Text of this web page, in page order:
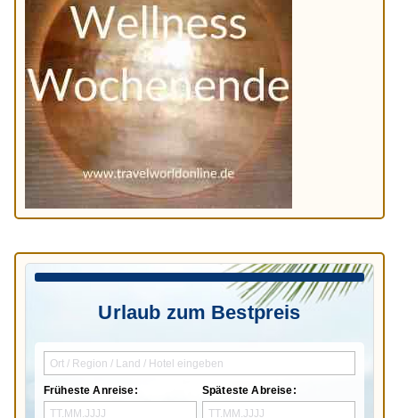
Urlaub zum Bestpreis
Früheste Anreise: Späteste Abreise: